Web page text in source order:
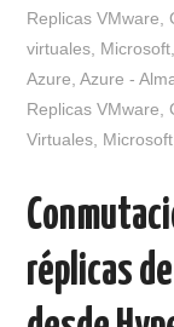
Replicas VMware ,
virtuales Microsoft
Azure ,Azure -
Replicas VMware ,
Virtuales Microsoft
réplicas